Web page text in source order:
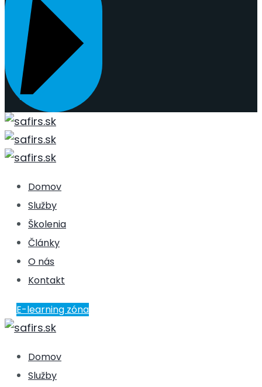
Domov
Služby
Školenia
Články
O nás
Kontakt
E-learning zóna
Domov
Služby